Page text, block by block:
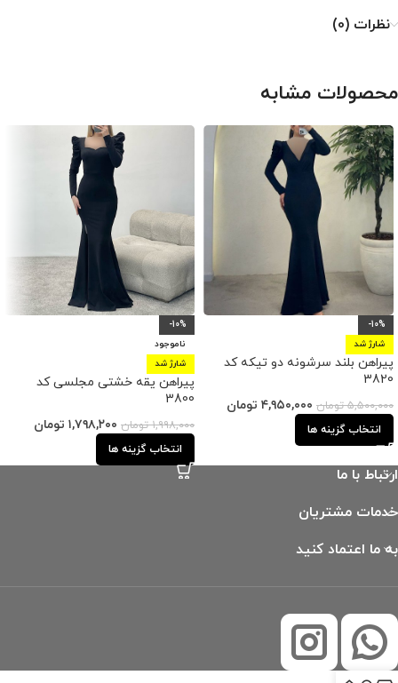
نظرات (0)
محصولات مشابه
-10%
شارژ شد
پیراهن بلند سرشونه دو تیکه کد
3820
۵,۵۰۰,۰۰۰ تومان ۴,۹۵۰,۰۰۰ تومان
انتخاب گزینه ها
-10%
ناموجود
شارژ شد
پیراهن یقه خشتی مجلسی کد
3800
۱,۹۹۸,۰۰۰ تومان ۱,۷۹۸,۲۰۰ تومان
انتخاب گزینه ها
ارتباط با ما
خدمات مشتریان
به ما اعتماد کنید